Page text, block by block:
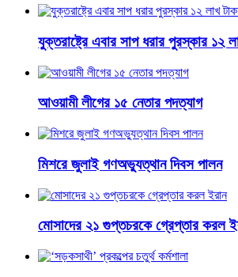
যুক্তরাষ্ট্রে এবার সাপ ধরার পুরস্কার ১২
আওয়ামী লীগের ১৫ নেতার পদত্যাগ
মিশরে জুলাই গণঅভ্যুত্থান দিবস পালন
মোসাদের ২১ গুপ্তচরকে গ্রেপ্তার করল